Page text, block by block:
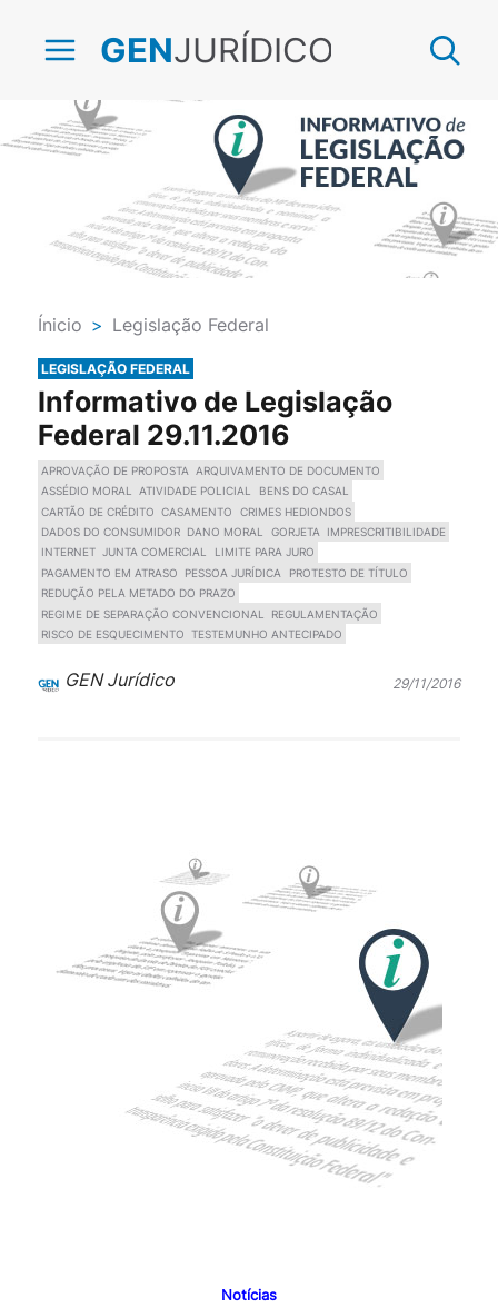
GENJURÍDICO
Ínicio > Legislação Federal
LEGISLAÇÃO FEDERAL
Informativo de Legislação
Federal 29.11.2016
APROVAÇÃO DE PROPOSTA
ARQUIVAMENTO DE DOCUMENTO
ASSÉDIO MORAL
ATIVIDADE POLICIAL
BENS DO CASAL
CARTÃO DE CRÉDITO CASAMENTO
CRIMES HEDIONDOS
DADOS DO CONSUMIDOR
DANO MORAL GORJETA
IMPRESCRITIBILIDADE
INTERNET JUNTA COMERCIAL
LIMITE PARA JURO
PAGAMENTO EM ATRASO
PESSOA JURÍDICA
PROTESTO DE TÍTULO
REDUÇÃO PELA METADO DO PRAZO
REGIME DE SEPARAÇÃO CONVENCIONAL
REGULAMENTAÇÃO
RISCO DE ESQUECIMENTO TESTEMUNHO ANTECIPADO
GEN Jurídico 29/11/2016
Notícias